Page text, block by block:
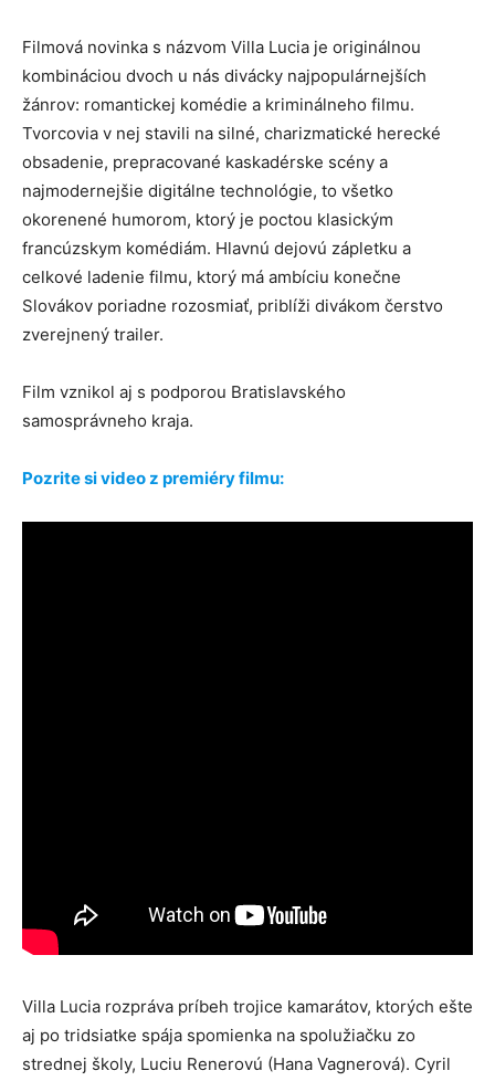
Filmová novinka s názvom Villa Lucia je originálnou
kombináciou dvoch u nás divácky najpopulárnejších
žánrov: romantickej komédie a kriminálneho filmu.
Tvorcovia v nej stavili na silné, charizmatické herecké
obsadenie, prepracované kaskadérske scény a
najmodernejšie digitálne technológie, to všetko
okorenené humorom, ktorý je poctou klasickým
francúzskym komédiám. Hlavnú dejovú zápletku a
celkové ladenie filmu, ktorý má ambíciu konečne
Slovákov poriadne rozosmiať, priblíži divákom čerstvo
zverejnený trailer.
Film vznikol aj s podporou Bratislavského
samosprávneho kraja.
Pozrite si video z premiéry filmu:
Villa Lucia rozpráva príbeh trojice kamarátov, ktorých ešte
aj po tridsiatke spája spomienka na spolužiačku zo
strednej školy, Luciu Renerovú (Hana Vagnerová). Cyril